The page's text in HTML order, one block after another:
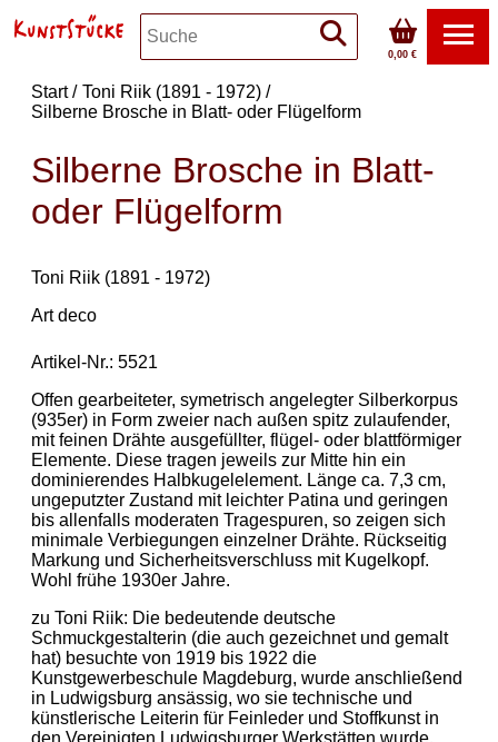
0,00 €
Start
Toni Riik (1891 - 1972)
Silberne Brosche in Blatt- oder Flügelform
Silberne Brosche in Blatt-
oder Flügelform
Toni Riik (1891 - 1972)
Art deco
Artikel-Nr.: 5521
Offen gearbeiteter, symetrisch angelegter Silberkorpus
(935er) in Form zweier nach außen spitz zulaufender,
mit feinen Drähte ausgefüllter, flügel- oder blattförmiger
Elemente. Diese tragen jeweils zur Mitte hin ein
dominierendes Halbkugelelement. Länge ca. 7,3 cm,
ungeputzter Zustand mit leichter Patina und geringen
bis allenfalls moderaten Tragespuren, so zeigen sich
minimale Verbiegungen einzelner Drähte. Rückseitig
Markung und Sicherheitsverschluss mit Kugelkopf.
Wohl frühe 1930er Jahre.
zu Toni Riik: Die bedeutende deutsche
Schmuckgestalterin (die auch gezeichnet und gemalt
hat) besuchte von 1919 bis 1922 die
Kunstgewerbeschule Magdeburg, wurde anschließend
in Ludwigsburg ansässig, wo sie technische und
künstlerische Leiterin für Feinleder und Stoffkunst in
den Vereinigten Ludwigsburger Werkstätten wurde.